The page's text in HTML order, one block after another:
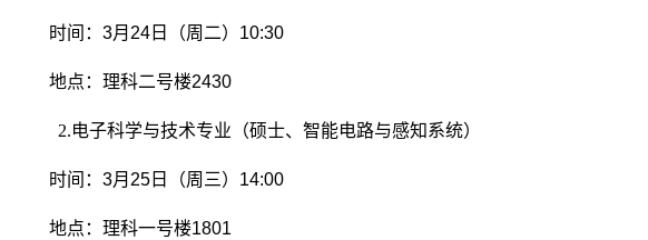
时间： 3月 24 日（周二） 10:30
地点：理科二号楼2430
2.电子科学与技术专业（硕士、智能电路与感知系统）
时间： 3月 25 日（周三） 14:00
地点：理科一号楼1801